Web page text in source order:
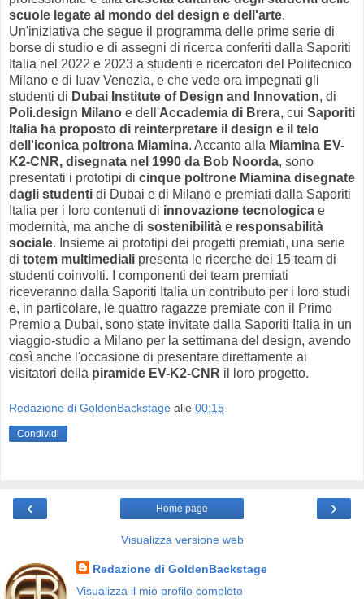
scuole legate al mondo del design e dell'arte.
Un'iniziativa che segue il programma delle prime serie di
borse di studio e di assegni di ricerca conferiti dalla Saporiti
Italia nel 2022 e 2023 a studenti e ricercatori del Politecnico
Milano e di Iuav Venezia, e che vede ora impegnati gli
studenti di Dubai Institute of Design and Innovation, di
Poli.design Milano e dell'Accademia di Brera, cui Saporiti
Italia ha proposto di reinterpretare il design e il telo
dell'iconica poltrona Miamina. Accanto alla Miamina EV-
K2-CNR, disegnata nel 1990 da Bob Noorda, sono
presentati i prototipi di cinque poltrone Miamina disegnate
dagli studenti di Dubai e di Milano e premiati dalla Saporiti
Italia per i loro contenuti di innovazione tecnologica e
modernità, ma anche di sostenibilità e responsabilità
sociale. Insieme ai prototipi dei progetti premiati, una serie
di totem multimediali presenta le ricerche dei 15 team di
studenti coinvolti. I componenti dei team premiati
riceveranno dalla Saporiti Italia un contributo per i loro studi
e, in particolare, le quattro ragazze premiate con il Primo
Premio a Dubai, sono state invitate dalla Saporiti Italia in un
viaggio-studio a Milano per la settimana del design, avendo
così anche l'occasione di presentare direttamente ai
visitatori della piramide EV-K2-CNR il loro progetto.
Redazione di GoldenBackstage alle 00:15
Condividi
‹ ›
Home page
Visualizza versione web
Redazione di GoldenBackstage
Visualizza il mio profilo completo